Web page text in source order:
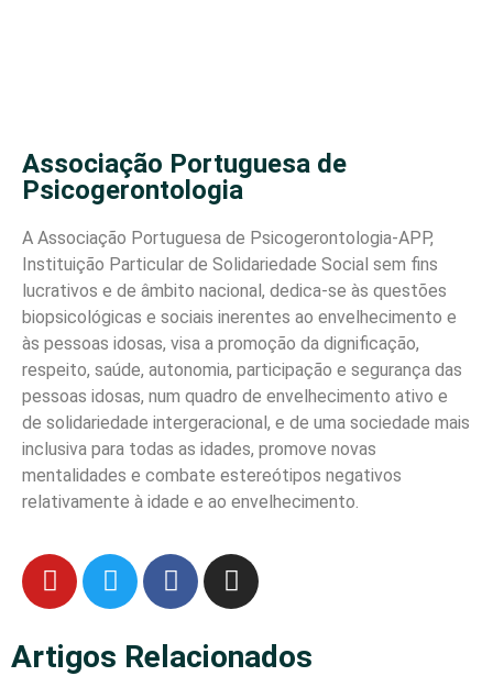
Associação Portuguesa de
Psicogerontologia
A Associação Portuguesa de Psicogerontologia-APP,
Instituição Particular de Solidariedade Social sem fins
lucrativos e de âmbito nacional, dedica-se às questões
biopsicológicas e sociais inerentes ao envelhecimento e
às pessoas idosas, visa a promoção da dignificação,
respeito, saúde, autonomia, participação e segurança das
pessoas idosas, num quadro de envelhecimento ativo e
de solidariedade intergeracional, e de uma sociedade mais
inclusiva para todas as idades, promove novas
mentalidades e combate estereótipos negativos
relativamente à idade e ao envelhecimento.
Artigos Relacionados